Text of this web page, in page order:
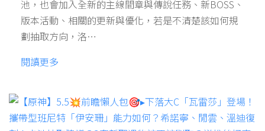
池，也會加入全新的主線間章與傳說任務、新BOSS、
版本活動、相關的更新與優化，若是不清楚該如何規
劃抽取方向，洛…
閱讀更多